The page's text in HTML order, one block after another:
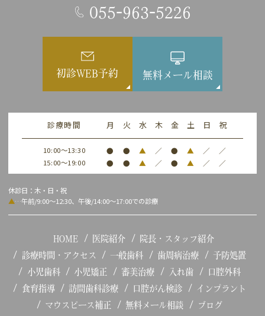
055-963-5226
初診WEB予約 無料メール相談
診療時間 月 火 水 木 金 土 日 祝
10:00～13:30 ● ● ▲ ／ ● ▲ ／ ／
15:00～19:00 ● ● ▲ ／ ● ▲ ／ ／
休診日：木・日・祝
▲…午前/9:00～12:30、午後/14:00～17:00での診療
HOME 医院紹介
院長・スタッフ紹介
診療時間・アクセス
一般歯科 歯周病治療
予防処置
小児歯科
小児矯正 審美治療 入れ歯
口腔外科
食育指導
訪問歯科診療 口腔がん検診
インプラント
マウスピース補正
無料メール相談
ブログ